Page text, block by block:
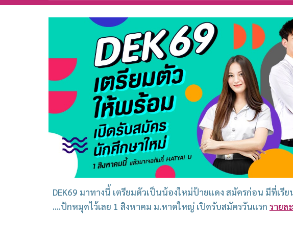
DEK69 มาทางนี้ เตรียมตัวเป็นน้องใหม่ป้ายแดง สมัครก่อน มีที่เรี
....ปักหมุดไว้เลย 1 สิงหาคม ม.หาดใหญ่ เปิดรับสมัครวันแรก รายล